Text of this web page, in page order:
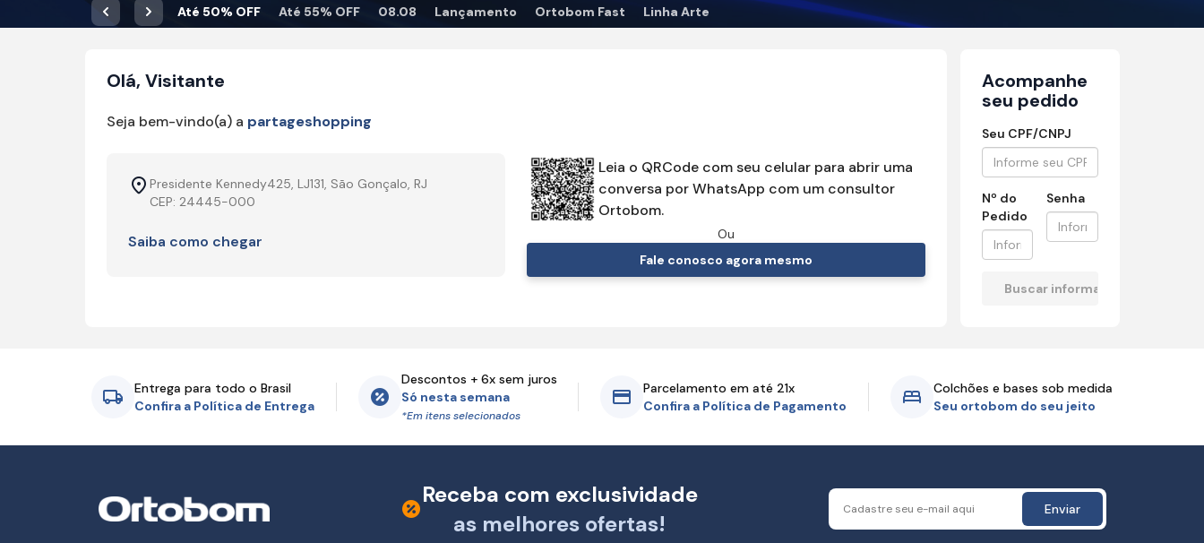
AnteriorPróximoAté 50% OFF Até 55% OFF 08.08 Lançamento Ortobom Fast Linha Arte
Olá, Visitante
Seja bem-vindo(a) a partageshopping
Presidente Kennedy425, LJ131, São Gonçalo, RJ
CEP: 24445-000
Saiba como chegar
Leia o QRCode com seu celular para abrir uma
conversa por WhatsApp com um consultor
Ortobom.
Ou
Fale conosco agora mesmo
Acompanhe
seu pedido
Seu CPF/CNPJ
Nº do
Pedido
Senha
Entrega para todo o Brasil
Confira a Política de Entrega
Descontos + 6x sem juros
Só nesta semana
*Em itens selecionados
Parcelamento em até 21x
Confira a Política de Pagamento
Colchões e bases sob medida
Seu ortobom do seu jeito
Receba com exclusividade
as melhores ofertas!
Enviar